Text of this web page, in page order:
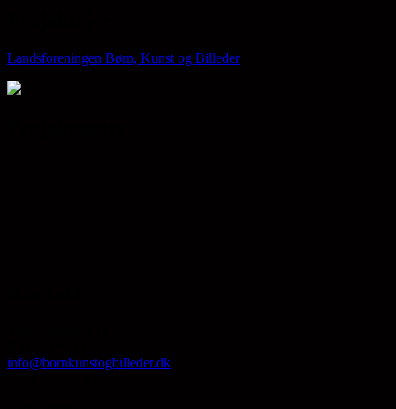
Landsforeningen Børn, Kunst og Billeder
info@bornkunstogbilleder.dk